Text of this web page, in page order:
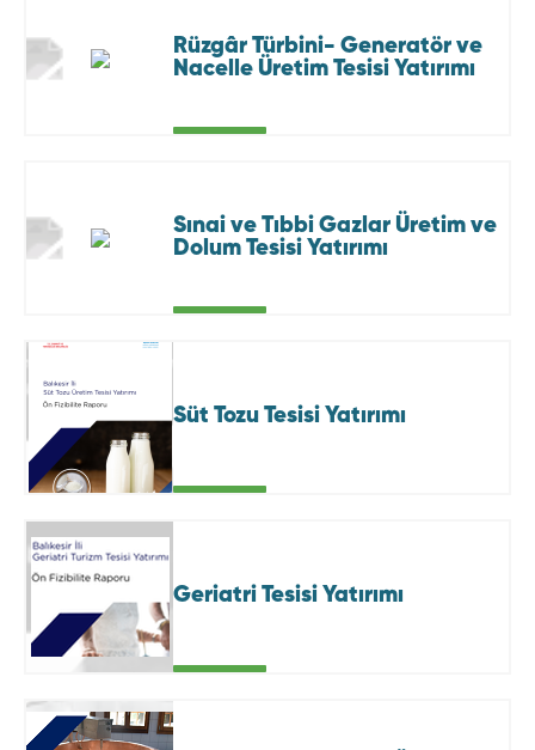
Rüzgâr Türbini- Generatör ve
Nacelle Üretim Tesisi Yatırımı
Sınai ve Tıbbi Gazlar Üretim ve
Dolum Tesisi Yatırımı
Süt Tozu Tesisi Yatırımı
Geriatri Tesisi Yatırımı